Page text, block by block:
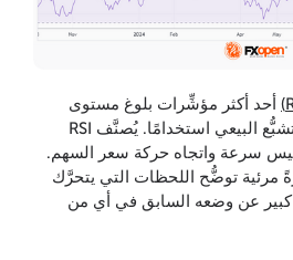
أحد أكثر مؤشِّرات بلوغ مستوى
التشبُّع الشرائي ومستوى التشبُّع البيعي استخدامًا. يُصنَّف RSI
سرعة واتجاه حركة سعر السهم.
مرئية توضُّح اللحظات التي يتحرَّك
كبير عن وضعه السابق في أي من